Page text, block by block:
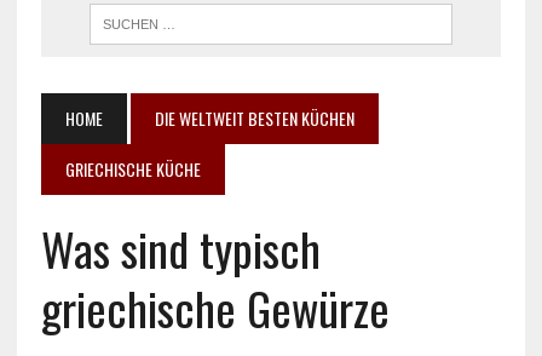
HOME
DIE WELTWEIT BESTEN KÜCHEN
GRIECHISCHE KÜCHE
Was sind typisch
griechische Gewürze